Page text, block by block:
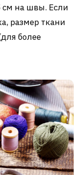
см на швы. Если
размер ткани
более